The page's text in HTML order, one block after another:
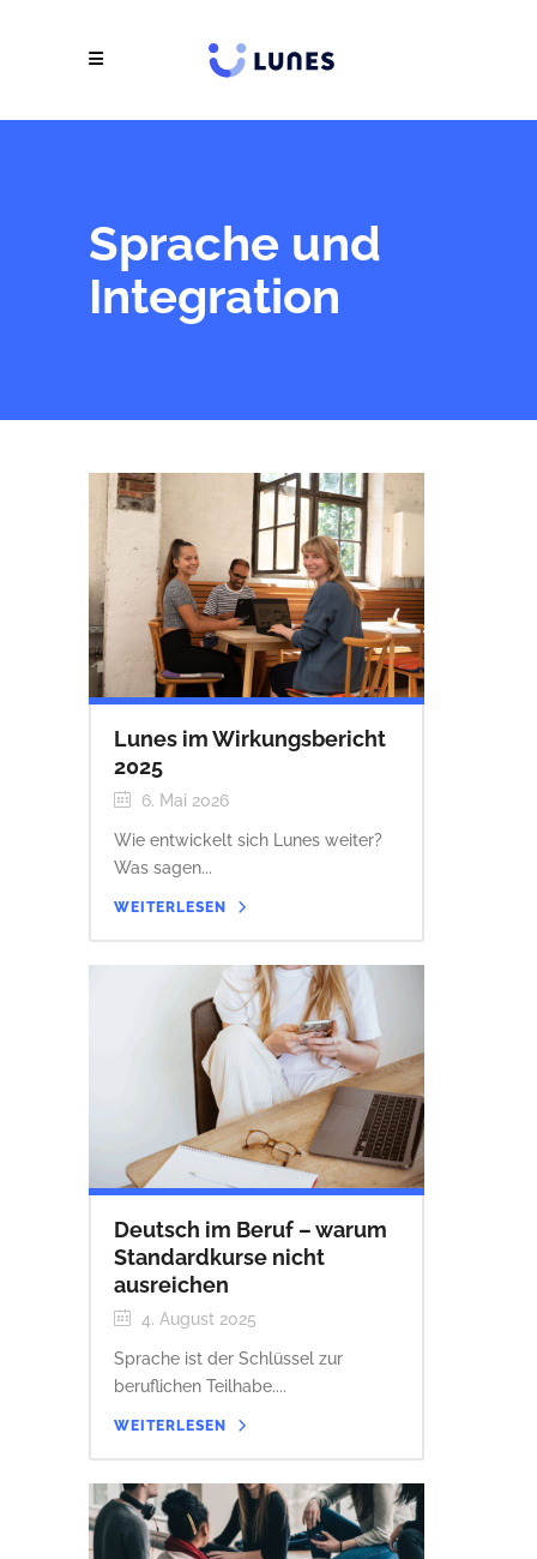
Sprache und
Integration
Lunes im Wirkungsbericht
2025
6. Mai 2026
Wie entwickelt sich Lunes weiter?
Was sagen...
WEITERLESEN
Deutsch im Beruf – warum
Standardkurse nicht
ausreichen
4. August 2025
Sprache ist der Schlüssel zur
beruflichen Teilhabe....
WEITERLESEN